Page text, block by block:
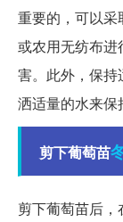
重要的，可以
或农用无纺布
害。此外，保
洒适量的水来保
剪下葡萄苗
剪下葡萄苗后